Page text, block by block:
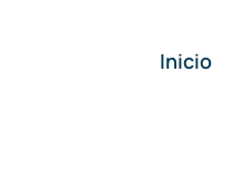
Inicio